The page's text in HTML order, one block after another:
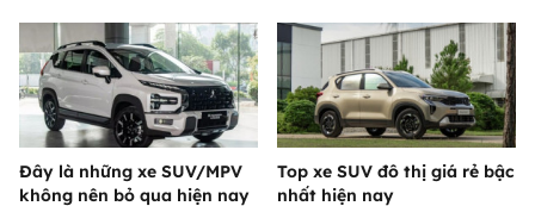
Đây là những xe SUV/MPV
không nên bỏ qua hiện nay
Top xe SUV đô thị giá rẻ bậc
nhất hiện nay